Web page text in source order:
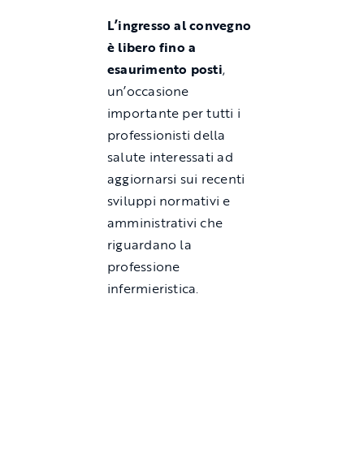
L’ingresso al convegno
è libero fino a
esaurimento posti,
un’occasione
importante per tutti i
professionisti della
salute interessati ad
aggiornarsi sui recenti
sviluppi normativi e
amministrativi che
riguardano la
professione
infermieristica.